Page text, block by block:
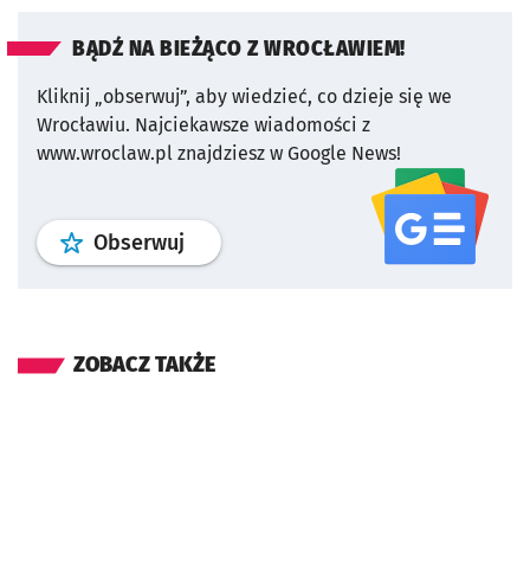
BĄDŹ NA BIEŻĄCO Z WROCŁAWIEM!
Kliknij „obserwuj”, aby wiedzieć, co dzieje się we
Wrocławiu. Najciekawsze wiadomości z
www.wroclaw.pl znajdziesz w Google News!
Obserwuj profil serwisu
ZOBACZ TAKŻE